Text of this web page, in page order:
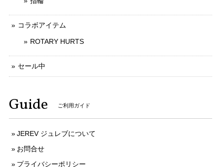
コラボアイテム
ROTARY HURTS
セール中
Guide ご利用ガイド
JEREV ジュレブについて
お問合せ
プライバシーポリシー